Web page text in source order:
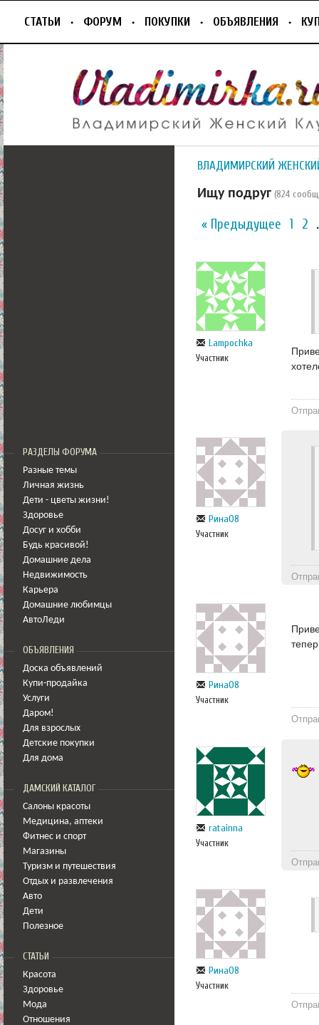
СТАТЬИ ФОРУМ ПОКУПКИ ОБЪЯВЛЕНИЯ
РАЗДЕЛЫ ФОРУМА
Разные темы
Личная жизнь
Дети - цветы жизни!
Здоровье
Досуг и хобби
Будь красивой!
Домашние дела
Недвижимость
Карьера
Домашние любимцы
АвтоЛеди
ОБЪЯВЛЕНИЯ
Доска объявлений
Купи-продайка
Услуги
Даром!
Для взрослых
Детские покупки
Для дома
ДАМСКИЙ КАТАЛОГ
Салоны красоты
Медицина, аптеки
Фитнес и спорт
Магазины
Туризм и путешествия
Отдых и развлечения
Авто
Дети
Полезное
СТАТЬИ
Красота
Здоровье
Мода
Отношения
ВЛАДИМИРСКИЙ
Ищу подруг (824
« Предыдущее 1 2
Lampochka
Участник
Рина08
Участник
Рина08
Участник
ratainna
Участник
Рина08
Участник